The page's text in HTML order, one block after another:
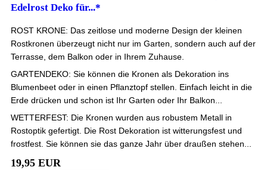
Edelrost Deko für...*
ROST KRONE: Das zeitlose und moderne Design der kleinen
Rostkronen überzeugt nicht nur im Garten, sondern auch auf der
Terrasse, dem Balkon oder in Ihrem Zuhause.
GARTENDEKO: Sie können die Kronen als Dekoration ins
Blumenbeet oder in einen Pflanztopf stellen. Einfach leicht in die
Erde drücken und schon ist Ihr Garten oder Ihr Balkon...
WETTERFEST: Die Kronen wurden aus robustem Metall in
Rostoptik gefertigt. Die Rost Dekoration ist witterungsfest und
frostfest. Sie können sie das ganze Jahr über draußen stehen...
19,95 EUR